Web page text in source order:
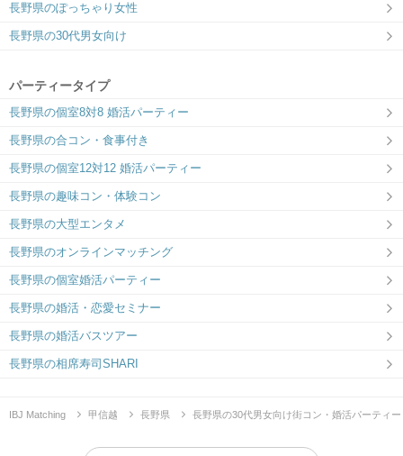
長野県のぽっちゃり女性
長野県の30代男女向け
パーティータイプ
長野県の個室8対8 婚活パーティー
長野県の合コン・食事付き
長野県の個室12対12 婚活パーティー
長野県の趣味コン・体験コン
長野県の大型エンタメ
長野県のオンラインマッチング
長野県の個室婚活パーティー
長野県の婚活・恋愛セミナー
長野県の婚活バスツアー
長野県の相席寿司SHARI
IBJ Matching 甲信越 長野県 長野県の30代男女向け街コン・婚活パーティー